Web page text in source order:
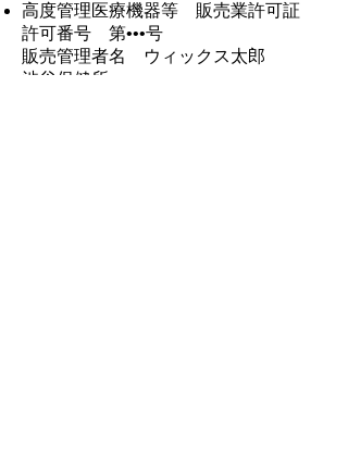
高度管理医療機器等 販売業許可証
許可番号 第•••号
販売管理者名 ウィックス太郎
渋谷保健所